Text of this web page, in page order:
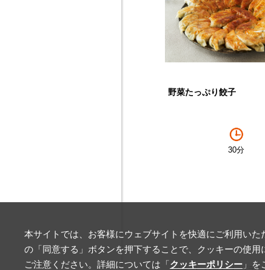
野菜たっぷり餃子
30分
本サイトでは、お客様にウェブサイトを快適にご利用い
の「同意する」ボタンを押下することで、クッキーの使
ご注意ください。詳細については「クッキーポリシー 」を